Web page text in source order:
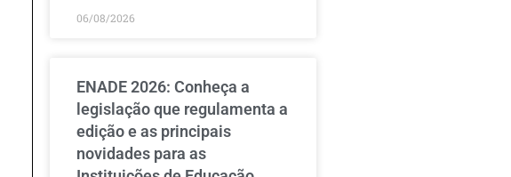
06/08/2026
ENADE 2026: Conheça a
legislação que regulamenta a
edição e as principais
novidades para as